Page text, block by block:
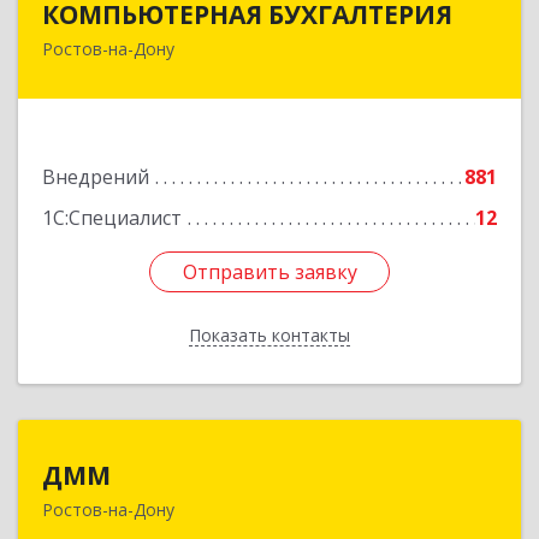
КОМПЬЮТЕРНАЯ БУХГАЛТЕРИЯ
Ростов-на-Дону
Внедрений
881
1С:Специалист
12
Отправить заявку
Показать контакты
344002, Ростовская обл, Ростов-на-Дону г,
Отправить заявку
Назад
ДММ
Ростов-на-Дону
344002, Ростовская обл, Ростов-на-Дону г,